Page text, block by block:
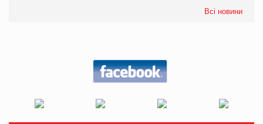
Всі новини